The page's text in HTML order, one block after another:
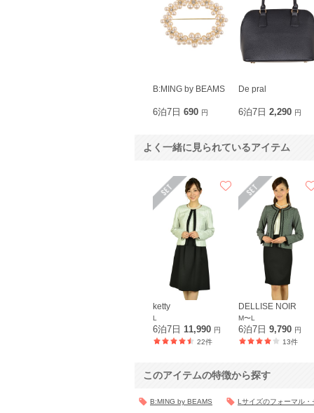
B:MING by BEAMS
6泊7日 690 円
De pral
6泊7日2,290 円
よく一緒に見られているアイテム
ketty
L
6泊7日 11,990 円
22件
DELLISE NOIR
M〜L
6泊7日9,790 円
13件
このアイテムの特徴から探す
B:MING by BEAMS Lサイズのフォーマル・